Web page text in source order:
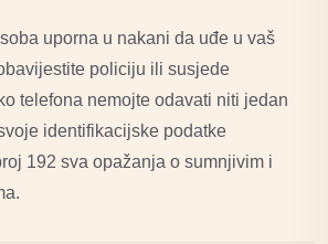
uporna u nakani da uđe u vaš
policiju ili susjede
telefona nemojte odavati niti jedan
identifikacijske podatke
192 sva opažanja o sumnjivim i